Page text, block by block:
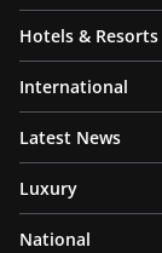
Hotels & Resorts
International
Latest News
Luxury
National